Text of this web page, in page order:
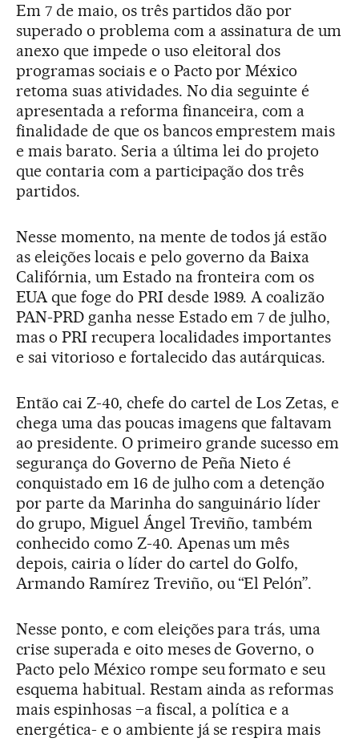
Em 7 de maio, os três partidos dão por
superado o problema com a assinatura de um
anexo que impede o uso eleitoral dos
programas sociais e o Pacto por México
retoma suas atividades. No dia seguinte é
apresentada a reforma financeira, com a
finalidade de que os bancos emprestem mais
e mais barato. Seria a última lei do projeto
que contaria com a participação dos três
partidos.
Nesse momento, na mente de todos já estão
as eleições locais e pelo governo da Baixa
Califórnia, um Estado na fronteira com os
EUA que foge do PRI desde 1989. A coalizão
PAN-PRD ganha nesse Estado em 7 de julho,
mas o PRI recupera localidades importantes
e sai vitorioso e fortalecido das autárquicas.
Então cai Z-40, chefe do cartel de Los Zetas, e
chega uma das poucas imagens que faltavam
ao presidente. O primeiro grande sucesso em
segurança do Governo de Peña Nieto é
conquistado em 16 de julho com a detenção
por parte da Marinha do sanguinário líder
do grupo, Miguel Ángel Treviño, também
conhecido como Z-40. Apenas um mês
depois, cairia o líder do cartel do Golfo,
Armando Ramírez Treviño, ou “El Pelón”.
Nesse ponto, e com eleições para trás, uma
crise superada e oito meses de Governo, o
Pacto pelo México rompe seu formato e seu
esquema habitual. Restam ainda as reformas
mais espinhosas –a fiscal, a política e a
energética- e o ambiente já se respira mais